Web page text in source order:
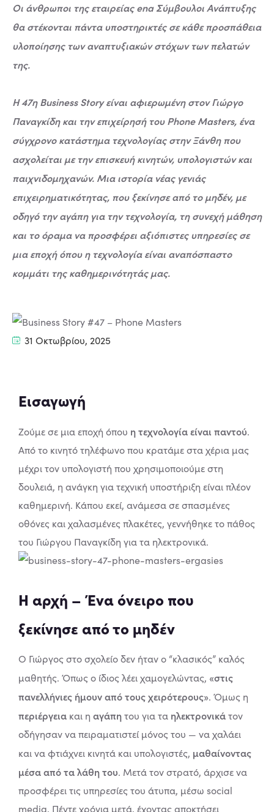
Οι άνθρωποι της εταιρείας ena Σύμβουλοι Ανάπτυξης
θα στέκονται πάντα υποστηρικτές σε κάθε προσπάθεια
υλοποίησης των αναπτυξιακών στόχων των πελατών
της.
Η 47η Business Story είναι αφιερωμένη στον Γιώργο
Παναγκίδη και την επιχείρησή του Phone Masters, ένα
σύγχρονο κατάστημα τεχνολογίας στην Ξάνθη που
ασχολείται με την επισκευή κινητών, υπολογιστών και
παιχνιδομηχανών. Μια ιστορία νέας γενιάς
επιχειρηματικότητας, που ξεκίνησε από το μηδέν, με
οδηγό την αγάπη για την τεχνολογία, τη συνεχή μάθηση
και το όραμα να προσφέρει αξιόπιστες υπηρεσίες σε
μια εποχή όπου η τεχνολογία είναι αναπόσπαστο
κομμάτι της καθημερινότητάς μας.
31 Οκτωβρίου, 2025
Εισαγωγή
Ζούμε σε μια εποχή όπου η τεχνολογία είναι παντού.
Από το κινητό τηλέφωνο που κρατάμε στα χέρια μας
μέχρι τον υπολογιστή που χρησιμοποιούμε στη
δουλειά, η ανάγκη για τεχνική υποστήριξη είναι πλέον
καθημερινή. Κάπου εκεί, ανάμεσα σε σπασμένες
οθόνες και χαλασμένες πλακέτες, γεννήθηκε το πάθος
του Γιώργου Παναγκίδη για τα ηλεκτρονικά.
Η αρχή – Ένα όνειρο που
ξεκίνησε από το μηδέν
Ο Γιώργος στο σχολείο δεν ήταν ο “κλασικός” καλός
μαθητής. Όπως ο ίδιος λέει χαμογελώντας, «στις
πανελλήνιες ήμουν από τους χειρότερους». Όμως η
περιέργεια και η αγάπητου για τα ηλεκτρονικάτον
οδήγησαν να πειραματιστεί μόνος του — να χαλάει
και να φτιάχνει κινητά και υπολογιστές, μαθαίνοντας
μέσα από τα λάθη του. Μετά τον στρατό, άρχισε να
προσφέρει τις υπηρεσίες του άτυπα, μέσω social
media. Πέντε χρόνια μετά, έχοντας αποκτήσει